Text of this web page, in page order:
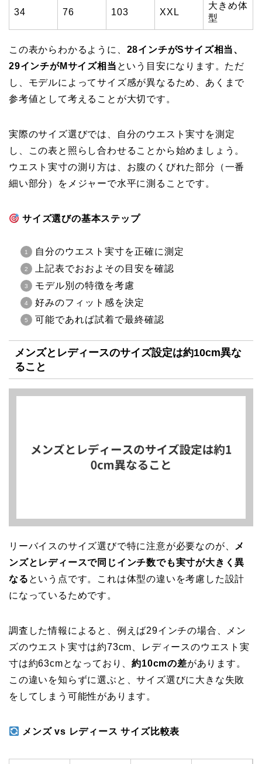
34 76 103 XXL
大きめ体
型
この表からわかるように、 28インチがSサイズ相当、
29インチがMサイズ相当 という目安になります。ただ
し、モデルによってサイズ感が異なるため、あくまで
参考値として考えることが大切です。
実際のサイズ選びでは、自分のウエスト実寸を測定
し、この表と照らし合わせることから始めましょう。
ウエスト実寸の測り方は、お腹のくびれた部分（一番
細い部分）をメジャーで水平に測ることです。
サイズ選びの基本ステップ
自分のウエスト実寸を正確に測定
上記表でおおよその目安を確認
モデル別の特徴を考慮
好みのフィット感を決定
可能であれば試着で最終確認
メンズとレディースのサイズ設定は約10cm異な
ること
リーバイスのサイズ選びで特に注意が必要なのが、
メ
ンズとレディースで同じインチ数でも実寸が大きく異
なる という点です。これは体型の違いを考慮した設計
になっているためです。
調査した情報によると、例えば29インチの場合、メン
ズのウエスト実寸は約73cm、レディースのウエスト実
寸は約63cmとなっており、約10cmの差があります。
この違いを知らずに選ぶと、サイズ選びに大きな失敗
をしてしまう可能性があります。
メンズ vs レディース サイズ比較表